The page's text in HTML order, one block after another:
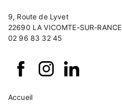
9, Route de Lyvet
22690 LA VICOMTE-SUR-RANCE
02 96 83 32 45
Accueil